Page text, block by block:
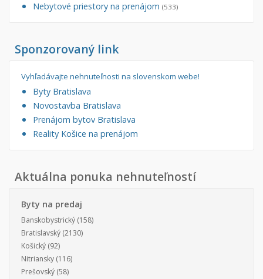
Nebytové priestory na prenájom (533)
Sponzorovaný link
Vyhľadávajte nehnuteľnosti na slovenskom webe!
Byty Bratislava
Novostavba Bratislava
Prenájom bytov Bratislava
Reality Košice na prenájom
Aktuálna ponuka nehnuteľností
Byty na predaj
Banskobystrický (158)
Bratislavský (2130)
Košický (92)
Nitriansky (116)
Prešovský (58)